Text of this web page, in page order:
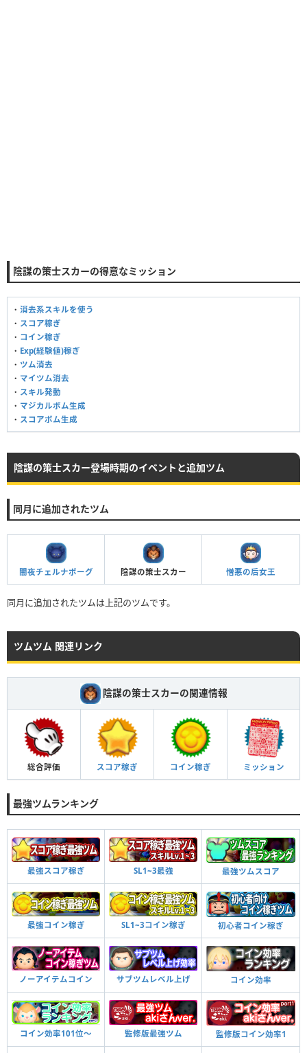
陰謀の策士スカーの得意なミッション
・ 消去系スキルを使う
・ スコア稼ぎ
・ コイン稼ぎ
・ Exp(経験値)稼ぎ
・ ツム消去
・ マイツム消去
・ スキル発動
・ マジカルボム生成
・ スコアボム生成
陰謀の策士スカー登場時期のイベントと追加ツム
同月に追加されたツム
闇夜チェルナボーグ 陰謀の策士スカー 憎悪の后女王
同月に追加されたツムは上記のツムです。
ツムツム 関連リンク
陰謀の策士スカーの関連情報
総合評価 スコア稼ぎ コイン稼ぎ ミッション
最強ツムランキング
最強スコア稼ぎ SL1~3最強 最強ツムスコア
最強コイン稼ぎ SL1~3コイン稼ぎ 初心者コイン稼ぎ
ノーアイテムコイン サブツムレベル上げ コイン効率
コイン効率101位〜 監修版最強ツム 監修版コイン効率1